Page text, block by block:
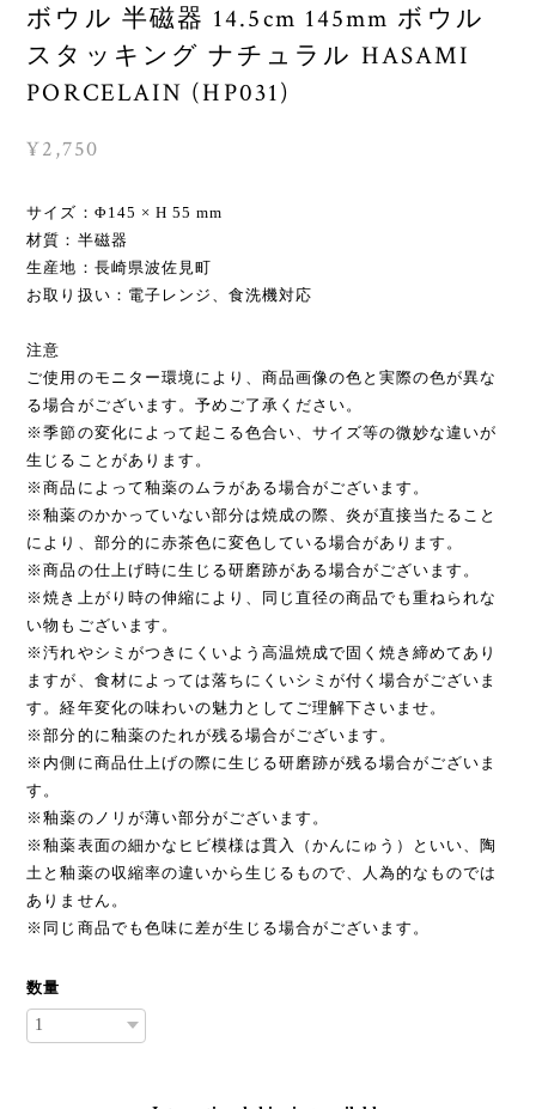
ボウル 半磁器 14.5cm 145mm ボウル
スタッキング ナチュラル HASAMI
PORCELAIN (HP031)
¥2,750
サイズ：Φ145 × H 55 mm
材質：半磁器
生産地：長崎県波佐見町
お取り扱い：電子レンジ、食洗機対応
注意
ご使用のモニター環境により、商品画像の色と実際の色が異な
る場合がございます。予めご了承ください。
※季節の変化によって起こる色合い、サイズ等の微妙な違いが
生じることがあります。
※商品によって釉薬のムラがある場合がございます。
※釉薬のかかっていない部分は焼成の際、炎が直接当たること
により、部分的に赤茶色に変色している場合があります。
※商品の仕上げ時に生じる研磨跡がある場合がございます。
※焼き上がり時の伸縮により、同じ直径の商品でも重ねられな
い物もございます。
※汚れやシミがつきにくいよう高温焼成で固く焼き締めてあり
ますが、食材によっては落ちにくいシミが付く場合がございま
す。経年変化の味わいの魅力としてご理解下さいませ。
※部分的に釉薬のたれが残る場合がございます。
※内側に商品仕上げの際に生じる研磨跡が残る場合がございま
す。
※釉薬のノリが薄い部分がございます。
※釉薬表面の細かなヒビ模様は貫入（かんにゅう）といい、陶
土と釉薬の収縮率の違いから生じるもので、人為的なものでは
ありません。
※同じ商品でも色味に差が生じる場合がございます。
数量